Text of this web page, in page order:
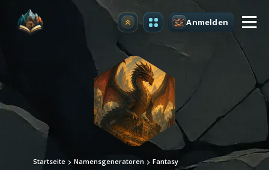
Upgrade Anmelden
Startseite Namensgeneratoren Fantasy